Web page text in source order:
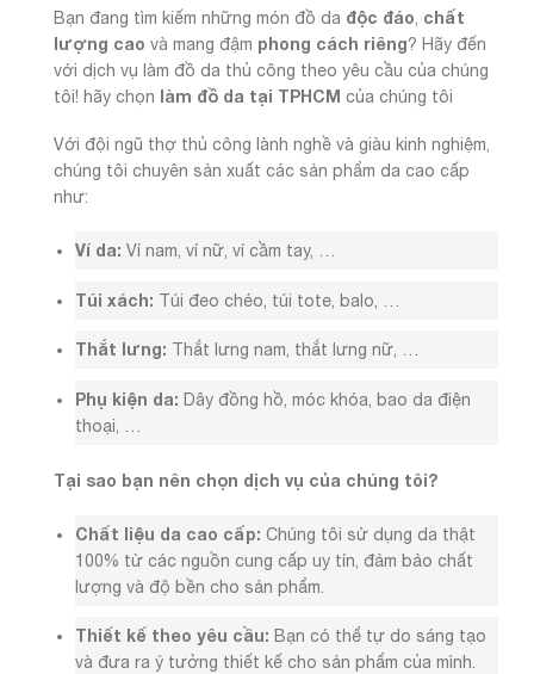
Bạn đang tìm kiếm những món đồ da độc đáo chất
lượng cao và mang đậm phong cách riêng? Hãy đến
với dịch vụ làm đồ da thủ công theo yêu cầu của chúng
tôi! hãy chọn làm đồ da tại TPHCM của chúng tôi
Với đội ngũ thợ thủ công lành nghề và giàu kinh nghiệm,
chúng tôi chuyên sản xuất các sản phẩm da cao cấp
như:
Ví da: Ví nam, ví nữ, ví cầm tay, …
Túi xách: Túi đeo chéo, túi tote, balo, …
Thắt lưng: Thắt lưng nam, thắt lưng nữ, …
Phụ kiện da: Dây đồng hồ, móc khóa, bao da điện
thoại, …
Tại sao bạn nên chọn dịch vụ của chúng tôi?
Chất liệu da cao cấp: Chúng tôi sử dụng da thật
100% từ các nguồn cung cấp uy tín, đảm bảo chất
lượng và độ bền cho sản phẩm.
Thiết kế theo yêu cầu: Bạn có thể tự do sáng tạo
và đưa ra ý tưởng thiết kế cho sản phẩm của mình.